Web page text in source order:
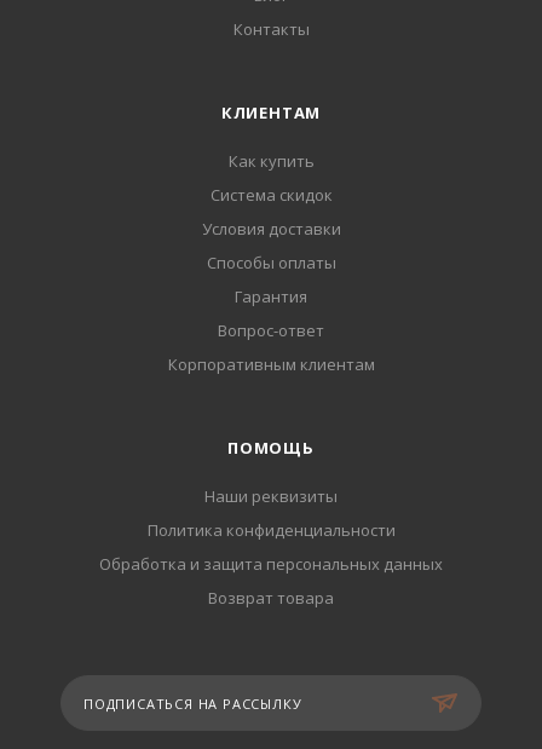
Контакты
КЛИЕНТАМ
Как купить
Система скидок
Условия доставки
Способы оплаты
Гарантия
Вопрос-ответ
Корпоративным клиентам
ПОМОЩЬ
Наши реквизиты
Политика конфиденциальности
Обработка и защита персональных данных
Возврат товара
ПОДПИСАТЬСЯ НА РАССЫЛКУ